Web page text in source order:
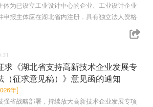
体为已设立工业设计中心的企业、工业设计企业
申报主体应在湖北省内注册，具有独立法人资格
求《湖北省支持高新技术企业发展专
（征求意见稿）》意见函的通知
年]
强省战略部署，持续放大高新技术企业发展专项